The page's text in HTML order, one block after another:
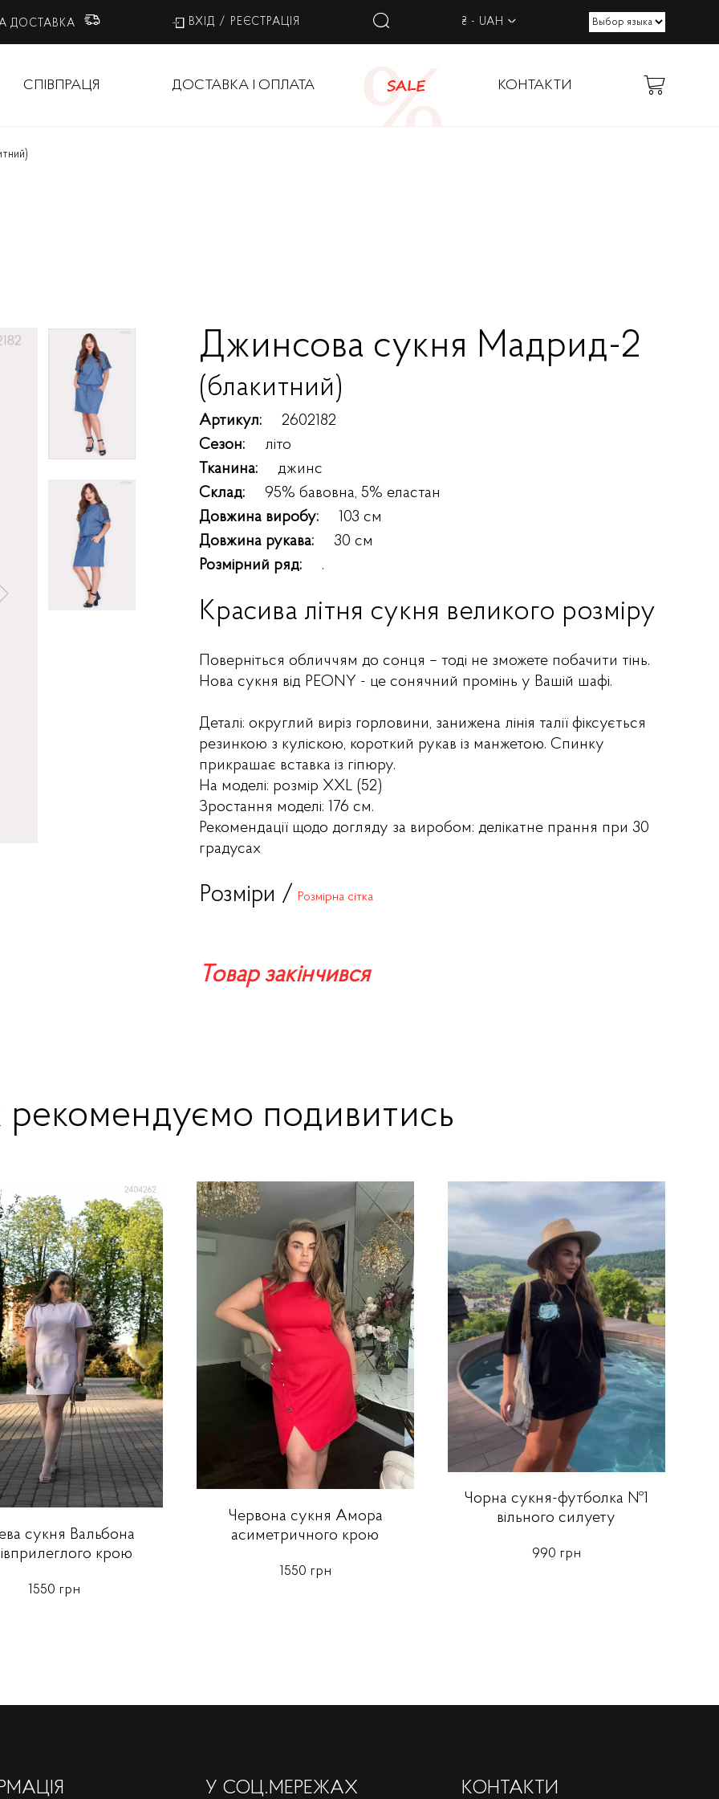
ДОСТАВКА ВХІД / РЕЄСТРАЦІЯ ₴ - UAH
СПІВПРАЦЯ ДОСТАВКА І ОПЛАТА SALE КОНТАКТИ
Джинсова сукня Мадрид-2
(блакитний)
Артикул:
2602182
Сезон:
літо
Тканина:
джинс
Склад:
95% бавовна, 5% еластан
Довжина виробу:
103 см
Довжина рукава:
30 см
Розмірний ряд:
.
Красива літня сукня великого розміру
Поверніться обличчям до сонця – тоді не зможете побачити тінь.
Нова сукня від PEONY - це сонячний промінь у Вашій шафі.
Деталі: округлий виріз горловини, занижена лінія талії фіксується
резинкою з куліскою, короткий рукав із манжетою. Спинку
прикрашає вставка із гіпюру.
На моделі: розмір XXL (52)
Зростання моделі: 176 см.
Рекомендації щодо догляду за виробом: делікатне прання при 30
градусах
Розміри / Розмірна сітка
Товар закінчився
рекомендуємо подивитись
сукня Вальбона
крою
1550 грн
Червона сукня Амора
асиметричного крою
1550 грн
Чорна сукня-футболка №1
вільного силуету
990 грн
У СОЦ.МЕРЕЖАХ КОНТАКТИ